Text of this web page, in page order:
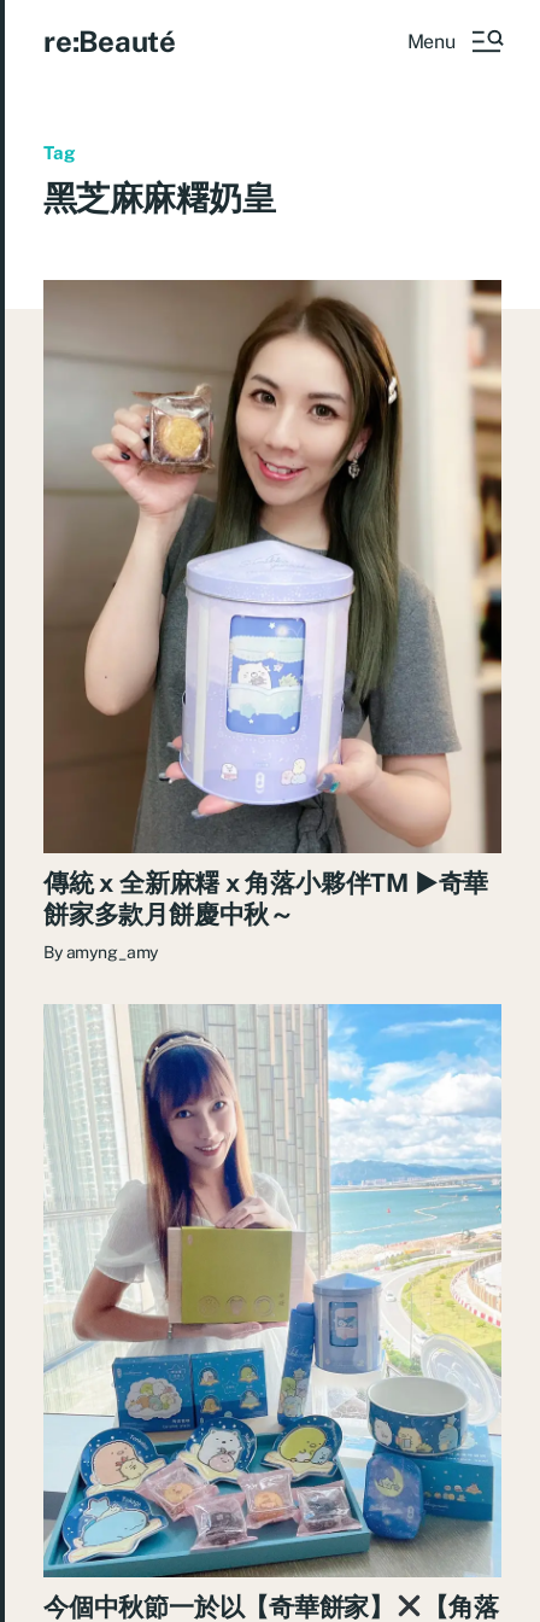
re:Beauté Menu
Tag
黑芝麻麻糬奶皇
傳統 x 全新麻糬 x 角落小夥伴TM ►奇華
餅家多款月餅慶中秋～
Byamyng_amy
今個中秋節一於以【奇華餅家】 【角落